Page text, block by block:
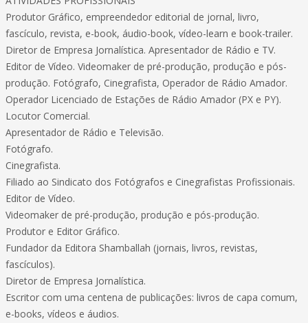
Produtor Gráfico, empreendedor editorial de jornal, livro,
fascículo, revista, e-book, áudio-book, vídeo-learn e book-trailer.
Diretor de Empresa Jornalística. Apresentador de Rádio e TV.
Editor de Vídeo. Videomaker de pré-produção, produção e pós-
produção. Fotógrafo, Cinegrafista, Operador de Rádio Amador.
Operador Licenciado de Estações de Rádio Amador (PX e PY).
Locutor Comercial.
Apresentador de Rádio e Televisão.
Fotógrafo.
Cinegrafista.
Filiado ao Sindicato dos Fotógrafos e Cinegrafistas Profissionais.
Editor de Vídeo.
Videomaker de pré-produção, produção e pós-produção.
Produtor e Editor Gráfico.
Fundador da Editora Shamballah (jornais, livros, revistas,
fascículos).
Diretor de Empresa Jornalística.
Escritor com uma centena de publicações: livros de capa comum,
e-books, vídeos e áudios.